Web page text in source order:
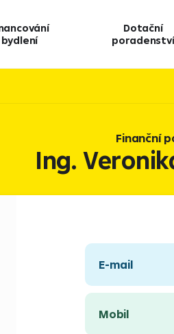
bydlení
Dotační
poradenství
Finanční
Ing.
E-mail
Mobil